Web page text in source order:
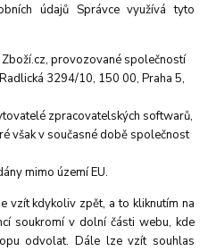
údajů Správce využívá tyto
provozované společností
3294/10, 150 00, Praha 5,
zpracovatelských softwarů,
však v současné době společnost
mimo území EU.
vzít kdykoliv zpět, a to kliknutím na
soukromí v dolní části webu, kde
odvolat. Dále lze vzít souhlas